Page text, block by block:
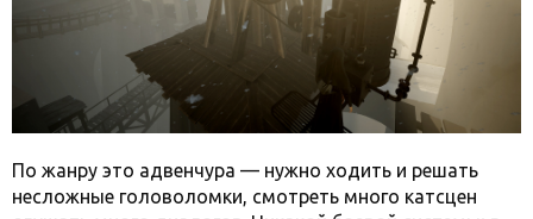
По жанру это адвенчура — нужно ходить и решать
несложные головоломки, смотреть много катсцен